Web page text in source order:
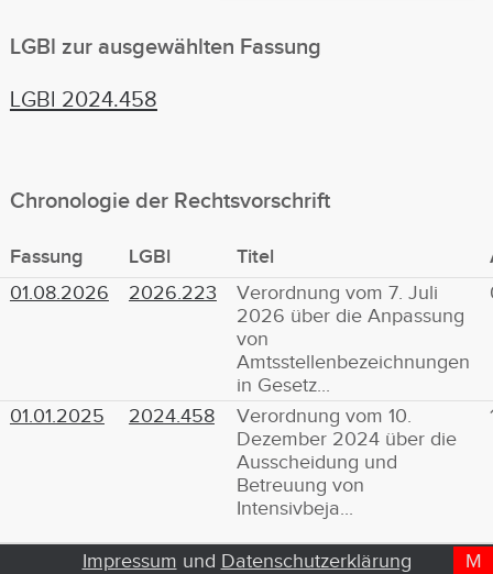
LGBl zur ausgewählten Fassung
LGBl 2024.458
Chronologie der Rechtsvorschrift
Fassung LGBl Titel
01.08.2026
2026.223
Verordnung vom 7. Juli
2026 über die Anpassung
von
Amtsstellenbezeichnungen
in Gesetz...
01.01.2025 2024.458
Verordnung vom 10.
Dezember 2024 über die
Ausscheidung und
Betreuung von
Intensivbeja...
D
T
M
Impressum und Datenschutzerklärung